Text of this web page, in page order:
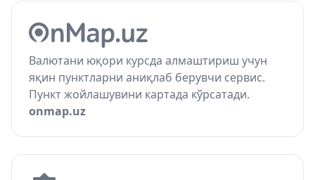
Валютани юқори курсда алмаштириш учун
яқин пунктларни аниқлаб берувчи сервис.
Пункт жойлашувини картада кўрсатади.
onmap.uz